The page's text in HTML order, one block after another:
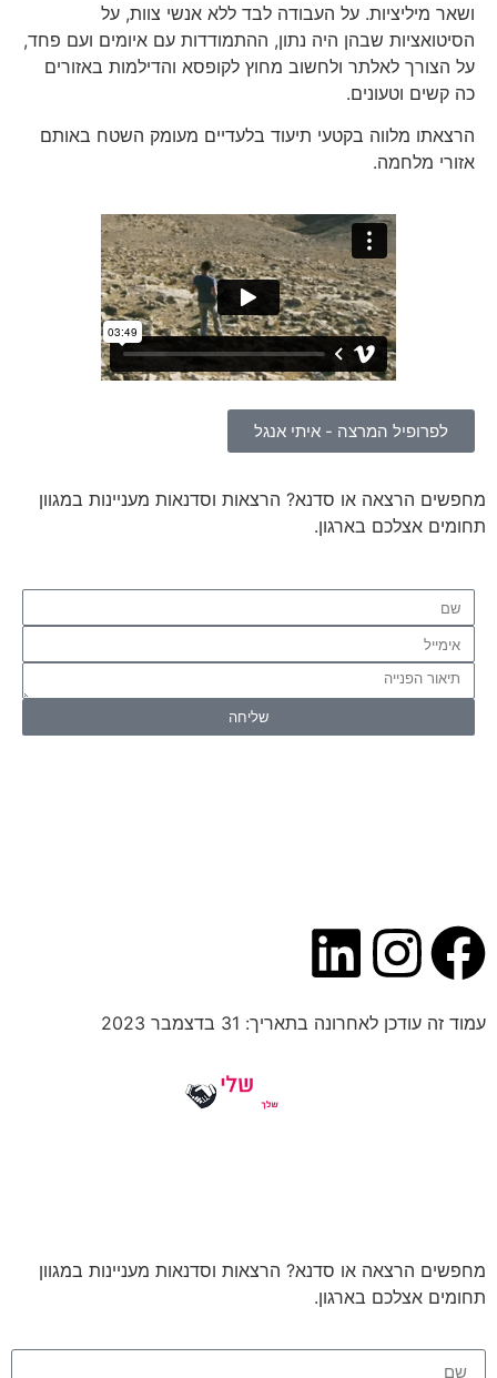
ושאר מיליציות. על העבודה לבד ללא אנשי צוות, על
הסיטואציות שבהן היה נתון, ההתמודדות עם איומים ועם פחד,
על הצורך לאלתר ולחשוב מחוץ לקופסא והדילמות באזורים
כה קשים וטעונים.
הרצאתו מלווה בקטעי תיעוד בלעדיים מעומק השטח באותם
אזורי מלחמה.
לפרופיל המרצה - איתי אנגל
מחפשים הרצאה או סדנא? הרצאות וסדנאות מעניינות במגוון
תחומים אצלכם בארגון.
שליחה
עמוד זה עודכן לאחרונה בתאריך: 31 בדצמבר 2023
מחפשים הרצאה או סדנא? הרצאות וסדנאות מעניינות במגוון
תחומים אצלכם בארגון.